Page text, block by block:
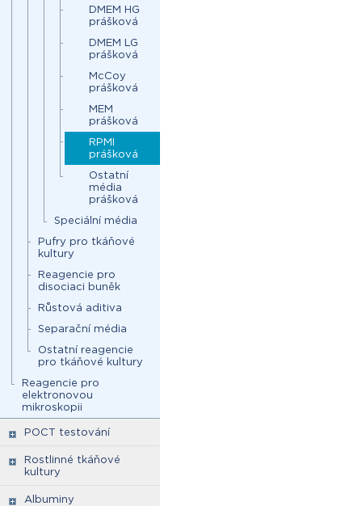
DMEM HG
prášková
DMEM LG
prášková
McCoy
prášková
MEM
prášková
RPMI
prášková
Ostatní
média
prášková
Speciální média
Pufry pro tkáňové
kultury
Reagencie pro
disociaci buněk
Růstová aditiva
Separační média
Ostatní reagencie
pro tkáňové kultury
Reagencie pro
elektronovou
mikroskopii
POCT testování
Rostlinné tkáňové
kultury
Albuminy